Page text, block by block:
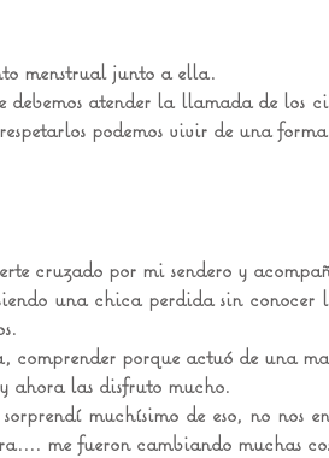
menstrual junto a ella.
debemos atender la llamada de los
podemos vivir de una
cruzado por mi sendero y
una chica perdida sin conocer
comprender porque actuó de una
ahora las disfruto mucho.
muchísimo de eso, no nos
me fueron cambiando muchas